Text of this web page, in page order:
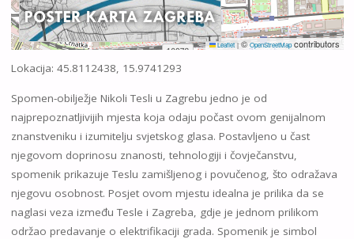
Leaflet |© OpenStreetMapcontributors
Lokacija: 45.8112438, 15.9741293
Spomen-obilježje Nikoli Tesli u Zagrebu jedno je od
najprepoznatljivijih mjesta koja odaju počast ovom genijalnom
znanstveniku i izumitelju svjetskog glasa. Postavljeno u čast
njegovom doprinosu znanosti, tehnologiji i čovječanstvu,
spomenik prikazuje Teslu zamišljenog i povučenog, što odražava
njegovu osobnost. Posjet ovom mjestu idealna je prilika da se
naglasi veza između Tesle i Zagreba, gdje je jednom prilikom
održao predavanje o elektrifikaciji grada. Spomenik je simbol